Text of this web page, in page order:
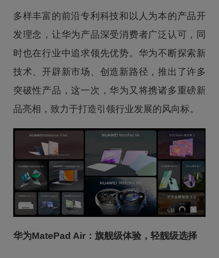
多样丰富的前沿专利科技和以人为本的产品开
发理念，让华为产品深受消费者广泛认可，同
时也在行业中追求领先优势。华为不断探索新
技术、开辟新市场、创造新路径，推出了许多
突破性产品，这一次，华为又将携诸多重磅新
品亮相，致力于打造引领行业发展的风向标。
华为MatePad Air：旗舰级体验，轻靓级选择